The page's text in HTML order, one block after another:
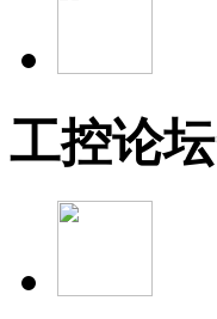
工控论